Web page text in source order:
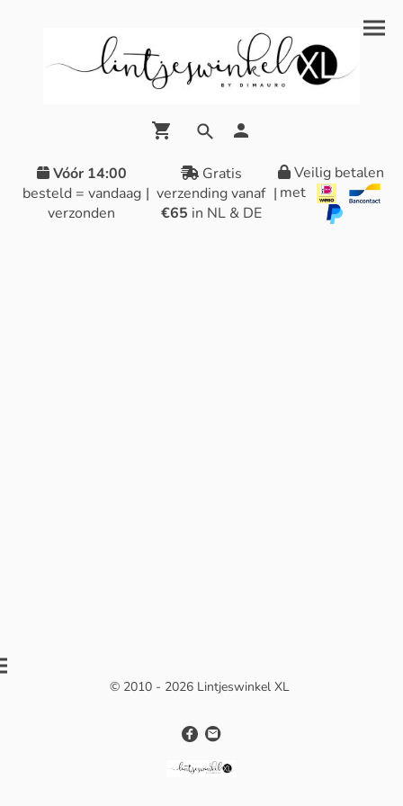
Vóór 14:00
besteld = vandaag
verzonden
|
Gratis
verzending vanaf
€65 in NL & DE
|
Veilig betalen
met
© 2010 - 2026 Lintjeswinkel XL